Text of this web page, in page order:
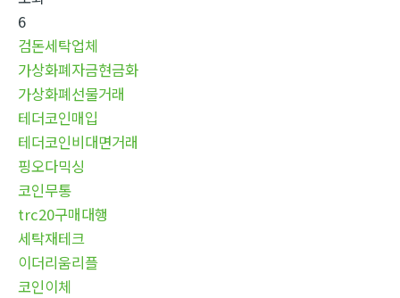
6
검돈세탁업체
가상화폐자금현금화
가상화폐선물거래
테더코인매입
테더코인비대면거래
핑오다믹싱
코인무통
trc20구매대행
세탁재테크
이더리움리플
코인이체